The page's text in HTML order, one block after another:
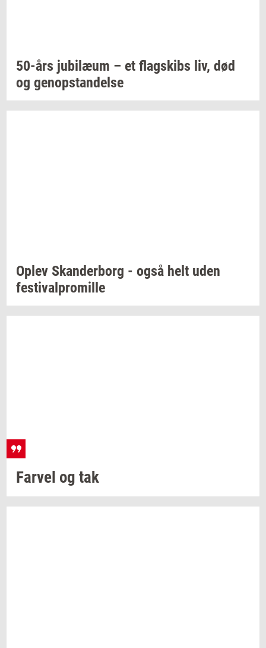
50-års ju­bilæum – et flagskibs liv, død
og genop­stan­del­se
Oplev Skan­der­borg - også helt uden
festi­val­pro­mil­le
Far­vel og tak